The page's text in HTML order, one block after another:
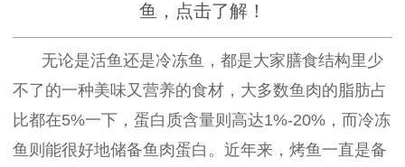
鱼，点击了解！
无论是活鱼还是冷冻鱼，都是大家膳食结构里少
不了的一种美味又营养的食材，大多数鱼肉的脂肪占
比都在5%一下，蛋白质含量则高达1%-20%，而冷冻
鱼则能很好地储备鱼肉蛋白。近年来，烤鱼一直是备